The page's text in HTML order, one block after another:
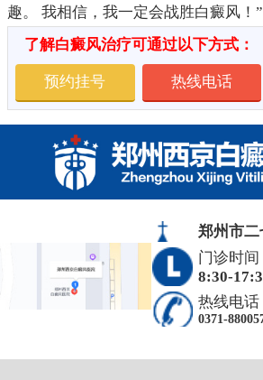
趣。 我相信，我一定会战胜白癜风！”
了解白癜风治疗可通过以下方式：
预约挂号 热线电话
郑州市
门诊时间
8:30-
热线电话
0371-